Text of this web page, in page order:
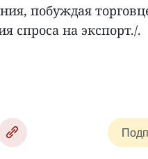
побуждая
спроса на экспорт./.